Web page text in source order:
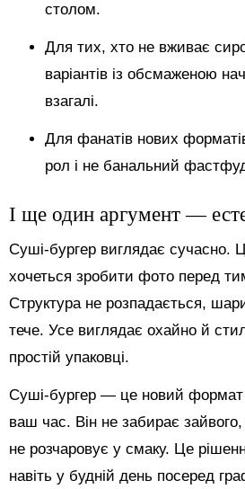
столом.
Для тих, хто не вживає
варіантів із обсмаженою
взагалі.
Для фанатів нових
рол і не банальний
І ще один аргумент —
Суші-бургер виглядає сучасно.
хочеться зробити фото перед
Структура не розпадається,
тече. Усе виглядає охайно й
простій упаковці.
Суші-бургер — це новий формат
ваш час. Він не забирає
не розчаровує у смаку. Це
навіть у будній день посеред